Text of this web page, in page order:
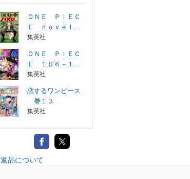
ＯＮＥ ＰＩＥＣ
Ｅ ｎｏｖｅｌ...
集英社
ＯＮＥ ＰＩＥＣ
Ｅ １０６－１...
集英社
恋するワンピース
巻１３
集英社
返品について